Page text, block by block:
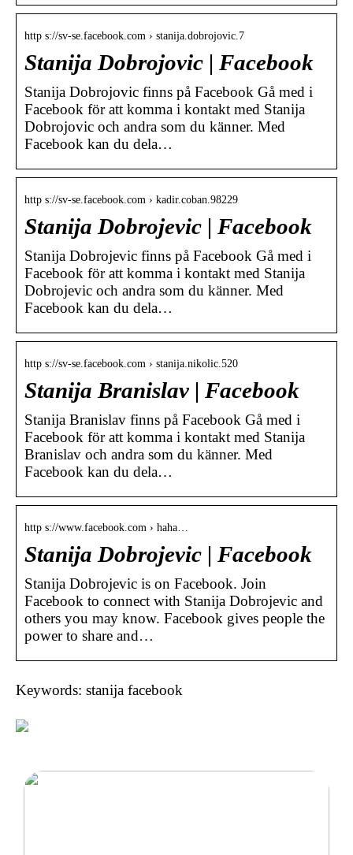
http s://sv-se.facebook.com › stanija.dobrojovic.7
Stanija Dobrojovic | Facebook
Stanija Dobrojovic finns på Facebook Gå med i
Facebook för att komma i kontakt med Stanija
Dobrojovic och andra som du känner. Med
Facebook kan du dela…
http s://sv-se.facebook.com › kadir.coban.98229
Stanija Dobrojevic | Facebook
Stanija Dobrojevic finns på Facebook Gå med i
Facebook för att komma i kontakt med Stanija
Dobrojevic och andra som du känner. Med
Facebook kan du dela…
http s://sv-se.facebook.com › stanija.nikolic.520
Stanija Branislav | Facebook
Stanija Branislav finns på Facebook Gå med i
Facebook för att komma i kontakt med Stanija
Branislav och andra som du känner. Med
Facebook kan du dela…
http s://www.facebook.com › haha…
Stanija Dobrojevic | Facebook
Stanija Dobrojevic is on Facebook. Join
Facebook to connect with Stanija Dobrojevic and
others you may know. Facebook gives people the
power to share and…
Keywords: stanija facebook